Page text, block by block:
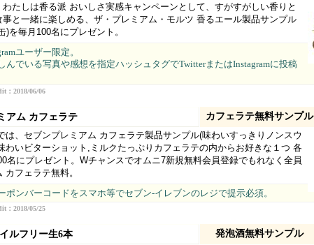
たしは香る派 おいしさ実感キャンペーンとして、すがすがしい香りと
と一緒に楽しめる、ザ・プレミアム・モルツ 香るエール製品サンプル
)を毎月100名にプレゼント。
ユーザー限定。
んでいる写真や感想を指定ハッシュタグでTwitterまたはInstagramに投稿
：2018/06/06
アム カフェラテ カフェラテ無料サンプル
は、セブンプレミアム カフェラテ製品サンプル(味わいすっきりノンスウ
わいビターショット,ミルクたっぷりカフェラテの内からお好きな１つ 各
名にプレゼント。Wチャンスでオムニ7新規無料会員登録でもれなく全員
フェラテ無料。
ポンバーコードをスマホ等でセブン‐イレブンのレジで提示必須。
：2018/05/25
ルフリー生6本 発泡酒無料サンプル